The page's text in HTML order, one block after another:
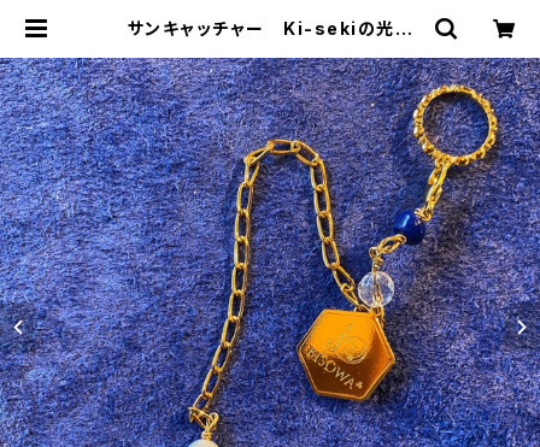
サンキャッチャー Ki-sekiの光タ
き(オーラ加工) | Bisowa by ⁂Ast
erism Unity Space LLC.